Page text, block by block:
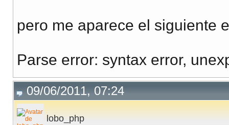
pero me aparece el siguiente
Parse error: syntax error,
09/06/2011, 07:24
lobo_php